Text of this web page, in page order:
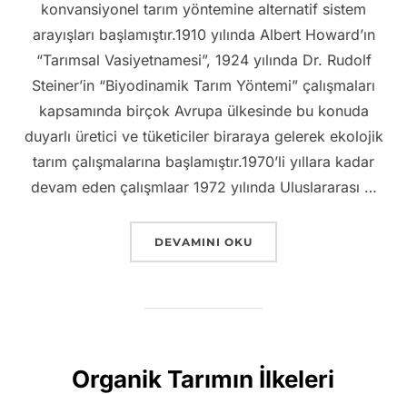
konvansiyonel tarım yöntemine alternatif sistem
arayışları başlamıştır.1910 yılında Albert Howard’ın
“Tarımsal Vasiyetnamesi”, 1924 yılında Dr. Rudolf
Steiner’in “Biyodinamik Tarım Yöntemi” çalışmaları
kapsamında birçok Avrupa ülkesinde bu konuda
duyarlı üretici ve tüketiciler biraraya gelerek ekolojik
tarım çalışmalarına başlamıştır.1970’li yıllara kadar
devam eden çalışmlaar 1972 yılında Uluslararası …
“ORGANIK TARIMIN TARIHI”
DEVAMINI OKU
Organik Tarımın İlkeleri